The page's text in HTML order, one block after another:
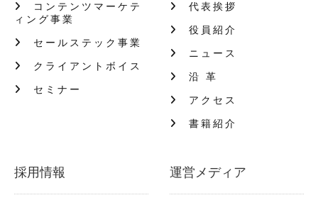
コンテンツマーケテ
ィング事業
セールステック事業
クライアントボイス
セミナー
代表挨拶
役員紹介
ニュース
沿 革
アクセス
書籍紹介
採用情報 運営メディア